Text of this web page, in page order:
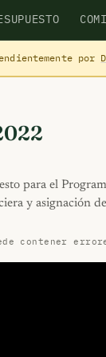
por
para el
y asignación
contener